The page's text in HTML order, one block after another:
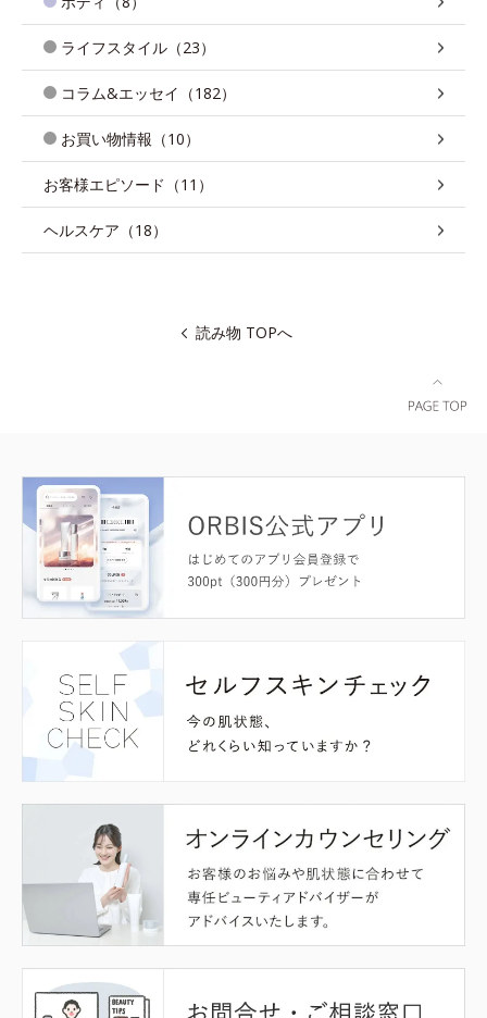
ライフスタイル（23）
コラム&エッセイ（182）
お買い物情報（10）
お客様エピソード（11）
ヘルスケア（18）
読み物 TOPへ